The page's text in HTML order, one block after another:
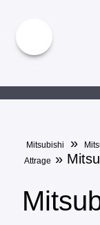
Mitsubishi »
Attrage »